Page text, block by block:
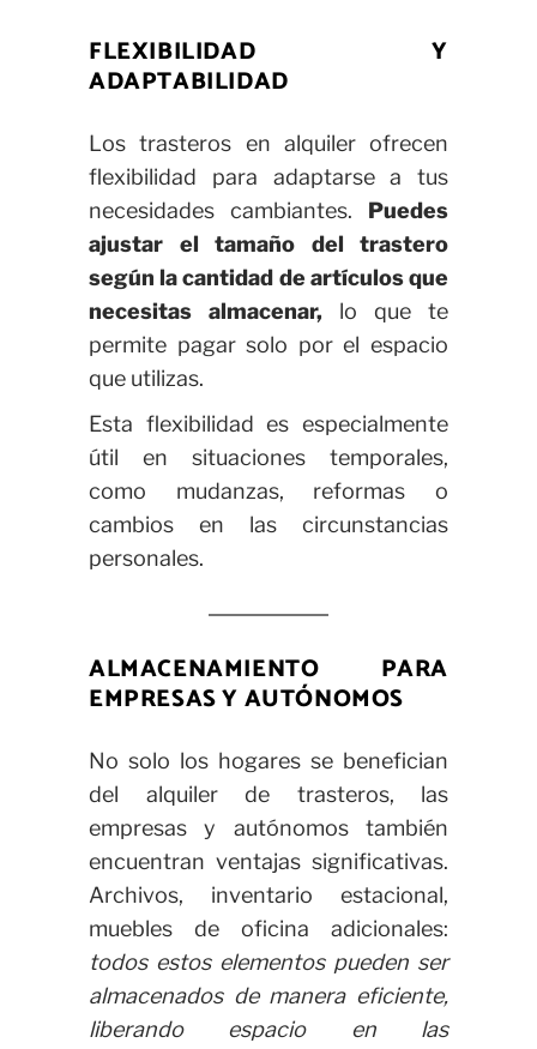
FLEXIBILIDAD Y
ADAPTABILIDAD
Los trasteros en alquiler ofrecen
flexibilidad para adaptarse a tus
necesidades cambiantes. Puedes
ajustar el tamaño del trastero
según la cantidad de artículos que
necesitas almacenar, lo que te
permite pagar solo por el espacio
que utilizas.
Esta flexibilidad es especialmente
útil en situaciones temporales,
como mudanzas, reformas o
cambios en las circunstancias
personales.
ALMACENAMIENTO PARA
EMPRESAS Y AUTÓNOMOS
No solo los hogares se benefician
del alquiler de trasteros, las
empresas y autónomos también
encuentran ventajas significativas.
Archivos, inventario estacional,
muebles de oficina adicionales:
todos estos elementos pueden ser
almacenados de manera eficiente,
liberando espacio en las